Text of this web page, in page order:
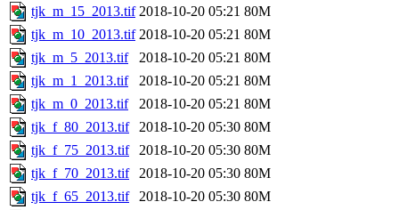
tjk_m_15_2013.tif 2018-10-20 05:21 80M
tjk_m_10_2013.tif 2018-10-20 05:21 80M
tjk_m_5_2013.tif
2018-10-20 05:21 80M
tjk_m_1_2013.tif
2018-10-20 05:21 80M
tjk_m_0_2013.tif
2018-10-20 05:21 80M
tjk_f_80_2013.tif
2018-10-20 05:30 80M
tjk_f_75_2013.tif
2018-10-20 05:30 80M
tjk_f_70_2013.tif
2018-10-20 05:30 80M
tjk_f_65_2013.tif
2018-10-20 05:30 80M